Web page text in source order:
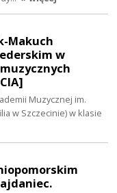
Makuch
w
Muzycznej im.
w Szczecinie) w klasie